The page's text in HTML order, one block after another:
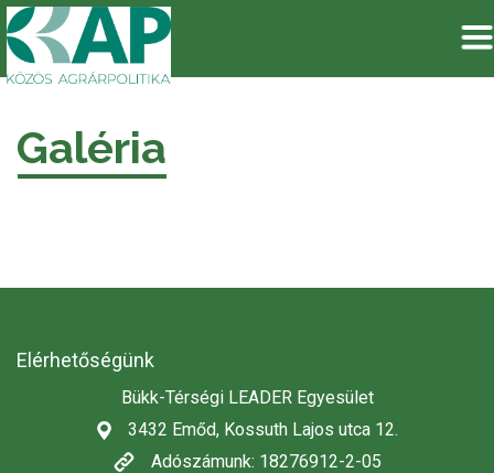
Galéria
Elérhetőségünk
Bükk-Térségi LEADER Egyesület
3432 Emőd, Kossuth Lajos utca 12.
Adószámunk: 18276912-2-05